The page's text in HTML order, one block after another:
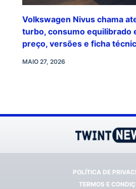
Volkswagen Nivus chama
turbo, consumo equilibrado
preço, versões e ficha
MAIO 27, 2026
POLÍTICA DE
TERMOS E